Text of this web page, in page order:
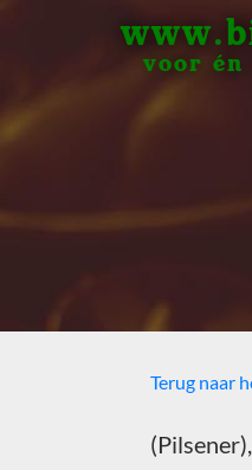
voor én
Terug naar
(Pilsener),